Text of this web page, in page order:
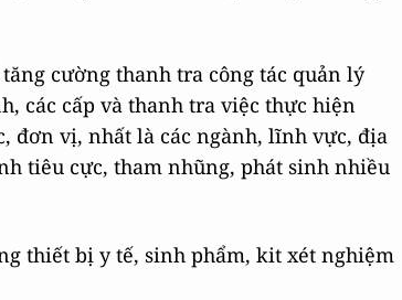
cường thanh tra công tác quản lý
các cấp và thanh tra việc thực hiện
đơn vị, nhất là các ngành, lĩnh vực, địa
tiêu cực, tham nhũng, phát sinh nhiều
thiết bị y tế, sinh phẩm, kit xét nghiệm